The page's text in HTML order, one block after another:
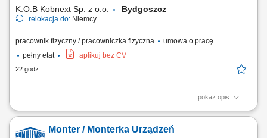
K.O.B Kobnext Sp. z o.o. Bydgoszcz
relokacja do: Niemcy
pracownik fizyczny / pracowniczka fizyczna
umowa o pracę
pełny etat
aplikuj bez CV
22 godz.
pokaż opis
Zakres obowiązków: Wykonywanie prac murarskich na zaprawę i na
Monter / Monterka Urządzeń